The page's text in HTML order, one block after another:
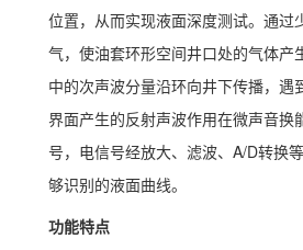
位置，从而实现液面深度测试。通过
气，使油套环形空间井口处的气体产
中的次声波分量沿环向井下传播，遇
界面产生的反射声波作用在微声音换
号，电信号经放大、滤波、A/D转换
够识别的液面曲线。
功能特点